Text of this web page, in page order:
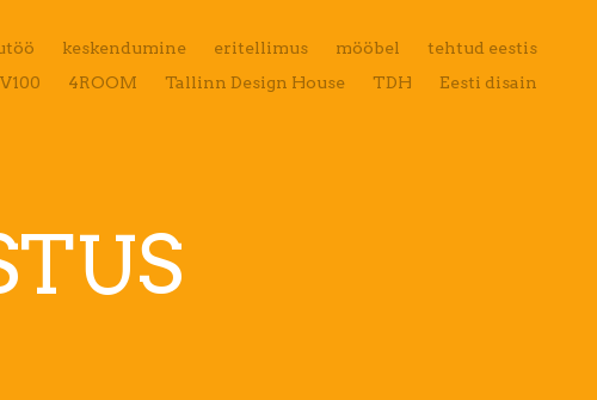
keskendumine eritellimus mööbel
tehtud eestis
4ROOM Tallinn Design House TDH Eesti disain